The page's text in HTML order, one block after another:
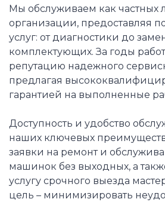
Мы обслуживаем как частных
организации, предоставляя
услуг: от диагностики до
комплектующих. За годы
репутацию надежного
предлагая
гарантией на выполненные
Доступность и удобство
наших ключевых
заявки на ремонт и
машинок без выходных, а
услугу срочного выезда
цель – минимизировать